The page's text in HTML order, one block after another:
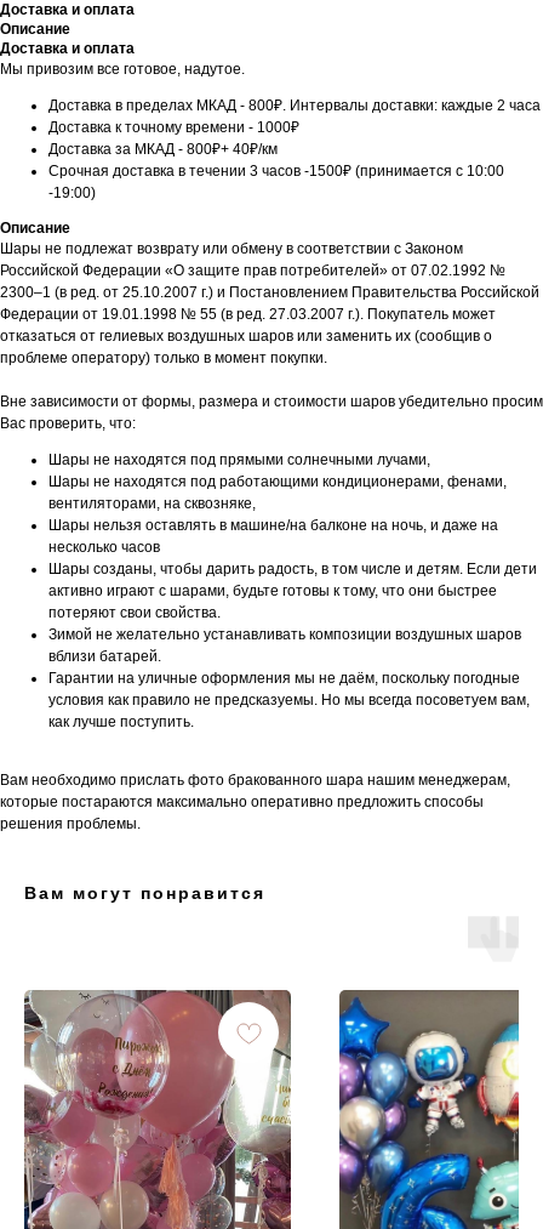
Доставка и оплата
Описание
Доставка и оплата
Мы привозим все готовое, надутое.
Доставка в пределах МКАД - 800₽. Интервалы доставки: каждые 2 часа
Доставка к точному времени - 1000₽
Доставка за МКАД - 800₽+ 40₽/км
Срочная доставка в течении 3 часов -1500₽ (принимается с 10:00
-19:00)
Описание
Шары не подлежат возврату или обмену в соответствии с Законом
Российской Федерации «О защите прав потребителей» от 07.02.1992 №
2300–1 (в ред. от 25.10.2007 г.) и Постановлением Правительства Российской
Федерации от 19.01.1998 № 55 (в ред. 27.03.2007 г.). Покупатель может
отказаться от гелиевых воздушных шаров или заменить их (сообщив о
проблеме оператору) только в момент покупки.
Вне зависимости от формы, размера и стоимости шаров убедительно просим
Вас проверить, что:
Шары не находятся под прямыми солнечными лучами,
Шары не находятся под работающими кондиционерами, фенами,
вентиляторами, на сквозняке,
Шары нельзя оставлять в машине/на балконе на ночь, и даже на
несколько часов
Шары созданы, чтобы дарить радость, в том числе и детям. Если дети
активно играют с шарами, будьте готовы к тому, что они быстрее
потеряют свои свойства.
Зимой не желательно устанавливать композиции воздушных шаров
вблизи батарей.
Гарантии на уличные оформления мы не даём, поскольку погодные
условия как правило не предсказуемы. Но мы всегда посоветуем вам,
как лучше поступить.
Вам необходимо прислать фото бракованного шара нашим менеджерам,
которые постараются максимально оперативно предложить способы
решения проблемы.
Вам могут понравится